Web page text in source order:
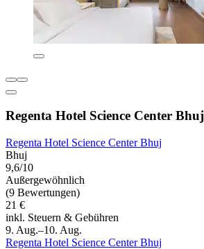
Regenta Hotel Science Center Bhuj
Regenta Hotel Science Center Bhuj
Bhuj
9,6/10
Außergewöhnlich
(9 Bewertungen)
21 €
inkl. Steuern & Gebühren
9. Aug.–10. Aug.
Regenta Hotel Science Center Bhuj